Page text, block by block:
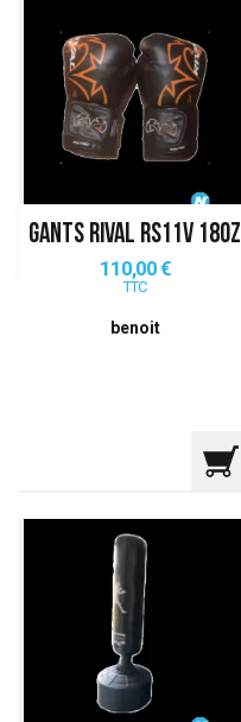
GANTS RIVAL RS11V 18OZ
Prix
110,00 €
TTC
benoit